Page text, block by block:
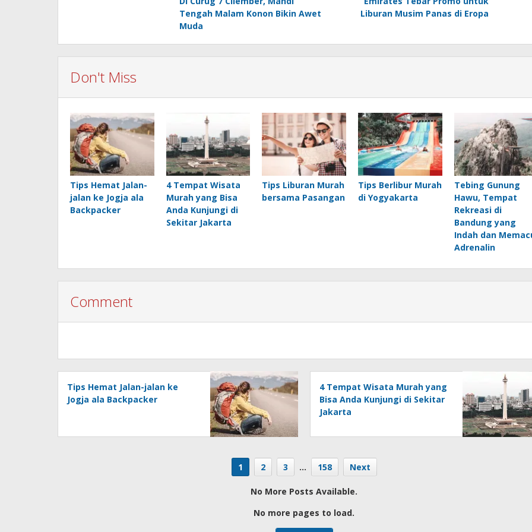
navigation
Tengah Malam Konon Bikin Awet
Muda
Liburan Musim Panas di Eropa
Don't Miss
Tips Hemat Jalan-
jalan ke Jogja ala
Backpacker
4 Tempat Wisata
Murah yang Bisa
Anda Kunjungi di
Sekitar Jakarta
Tips Liburan Murah
bersama Pasangan
Tips Berlibur Murah
di Yogyakarta
Tebing Gunung
Hawu, Tempat
Rekreasi di
Bandung yang
Indah dan
Adrenalin
Comment
Tips Hemat Jalan-jalan ke
Jogja ala Backpacker
4 Tempat Wisata Murah yang
Bisa Anda Kunjungi di Sekitar
Jakarta
1 2 3 … 158 Next
No More Posts Available.
No more pages to load.